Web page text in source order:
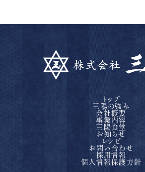
トップ
三陽の強み
会社概要
事業内容
三陽食堂
お知らせ
レシピ
お問い合わせ
採用情報
個人情報保護方針